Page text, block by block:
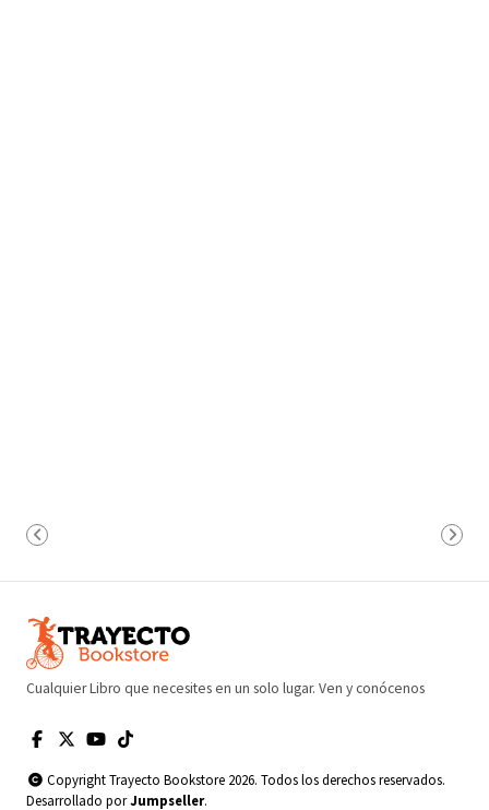
Cualquier Libro que necesites en un solo lugar. Ven y conócenos
Copyright Trayecto Bookstore 2026. Todos los derechos reservados.
Desarrollado porJumpseller.